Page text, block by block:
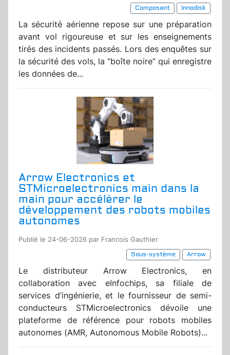
Composant Innodisk
La sécurité aérienne repose sur une préparation
avant vol rigoureuse et sur les enseignements
tirés des incidents passés. Lors des enquêtes sur
la sécurité des vols, la “boîte noire” qui enregistre
les données de...
Arrow Electronics et
STMicroelectronics main dans la
main pour accélérer le
développement des robots mobiles
autonomes
Publié le 24-06-2026 par Francois Gauthier
Sous-système
Arrow
Le distributeur Arrow Electronics, en
collaboration avec eInfochips, sa filiale de
services d’ingénierie, et le fournisseur de semi-
conducteurs STMicroelectronics dévoile une
plateforme de référence pour robots mobiles
autonomes (AMR, Autonomous Mobile Robots)...